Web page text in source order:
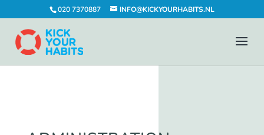
020 7370887 INFO@KICKYOURHABITS.NL